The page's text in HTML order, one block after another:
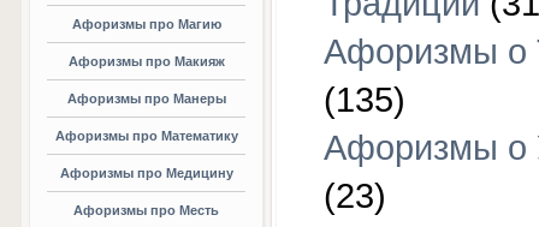
Афоризмы про Магию
Афоризмы про Макияж
Афоризмы про Манеры
Афоризмы про Математику
Афоризмы про Медицину
Афоризмы про Месть
Афоризмы о
(135)
Афоризмы о
(23)